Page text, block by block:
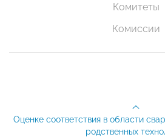
Комитеты
Комиссии
Оценке соответствия в области
родственных